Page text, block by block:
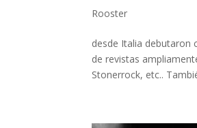
Rooster
desde Italia debutaron
de revistas
Stonerrock, etc..